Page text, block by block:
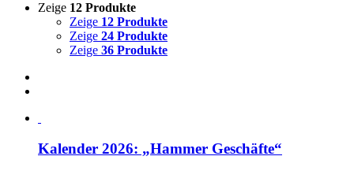
Zeige 12 Produkte
Zeige 12 Produkte
Zeige 24 Produkte
Zeige 36 Produkte
Kalender 2026: „Hammer Geschäfte“